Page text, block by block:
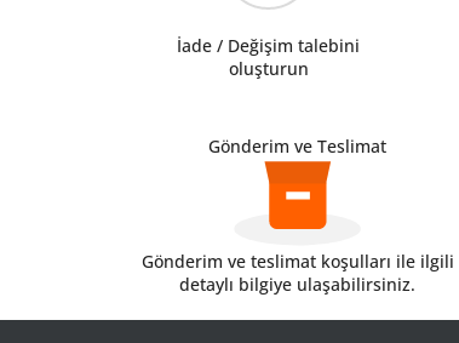
İade / Değişim talebini
oluşturun
Gönderim ve Teslimat
Gönderim ve teslimat koşulları ile ilgili
detaylı bilgiye ulaşabilirsiniz.